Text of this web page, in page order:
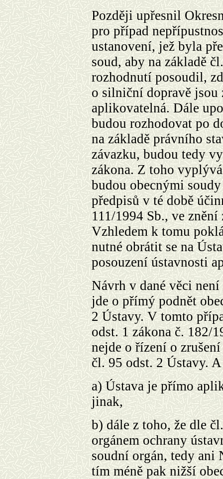
Později upřesnil
pro případ
ustanovení, jež byla
soud, aby na základě
rozhodnutí posoudil,
o silniční dopravě jsou
aplikovatelná. Dále
budou rozhodovat po
na základě právního
závazku, budou tedy
zákona. Z toho
budou obecnými
předpisů v té době
111/1994 Sb., ve
Vzhledem k tomu
nutné obrátit se na
posouzení ústavnosti
Návrh v dané věci
jde o přímý podnět
2 Ústavy. V tomto
odst. 1 zákona č. 182/
nejde o řízení o
čl. 95 odst. 2 Ústavy.
a)Ústava je přímo
jinak,
b)dále z toho, že dle
orgánem ochrany
soudní orgán, tedy ani
tím méně pak nižší